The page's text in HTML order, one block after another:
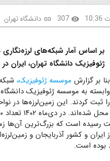
visibility
307
link دانشگاه تهران
بر اساس آمار شبکه‌های
ژئوفیزیک دانشگاه تهران، ایران در دی ماه ۱۴۰۲،
بنا بر گزارش موسسه ژئوفیزیک،
را ثبت کردند. این زمین‌لرزه‌ها در